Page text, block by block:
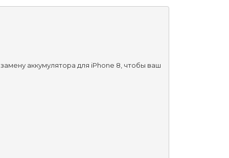
аккумулятора для iPhone 8, чтобы ваш